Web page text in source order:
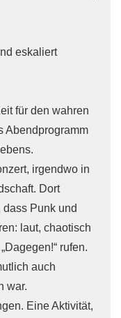
eskaliert
für den wahren
Abendprogramm
irgendwo in
Dort
Punk und
laut, chaotisch
rufen.
auch
war.
Eine Aktivität,